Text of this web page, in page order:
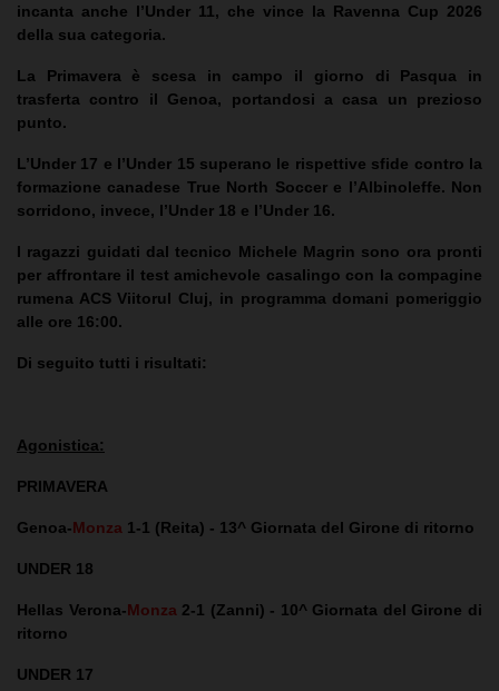
incanta anche l’Under 11, che vince la Ravenna Cup 2026
della sua categoria.
La Primavera è scesa in campo il giorno di Pasqua in
trasferta contro il Genoa, portandosi a casa un prezioso
punto.
L’Under 17 e l’Under 15 superano le rispettive sfide contro la
formazione canadese True North Soccer e l’Albinoleffe. Non
sorridono, invece, l’Under 18 e l’Under 16.
I ragazzi guidati dal tecnico Michele Magrin sono ora pronti
per affrontare il test amichevole casalingo con la compagine
rumena ACS Viitorul Cluj, in programma domani pomeriggio
alle ore 16:00.
Di seguito tutti i risultati:
Agonistica:
PRIMAVERA
Genoa-Monza 1-1 (Reita) - 13^ Giornata del Girone di ritorno
UNDER 18
Hellas Verona-Monza 2-1 (Zanni) - 10^ Giornata del Girone di
ritorno
UNDER 17